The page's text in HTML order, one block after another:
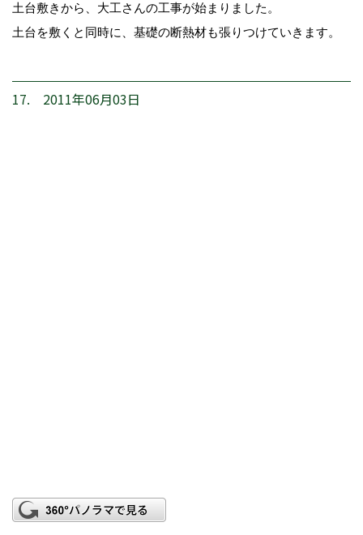
土台敷きから、大工さんの工事が始まりました。
土台を敷くと同時に、基礎の断熱材も張りつけていきます。
17. 2011年06月03日